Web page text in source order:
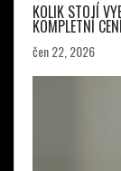
KOLIK STOJÍ
KOMPLETNÍ
čen 22, 2026